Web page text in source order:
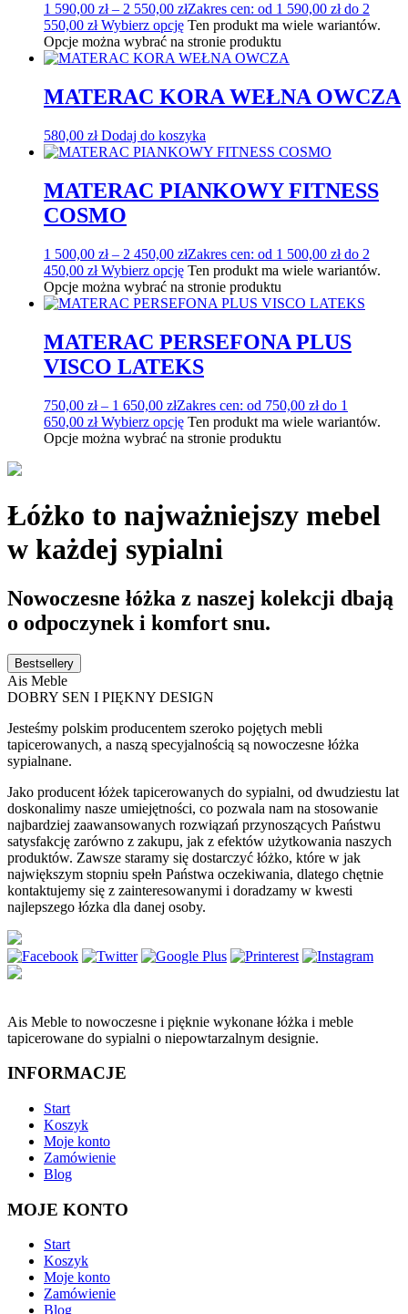
1 590,00 zł – 2 550,00 złZakres cen: od 1 590,00 zł do 2
550,00 zł Wybierz opcję Ten produkt ma wiele wariantów.
Opcje można wybrać na stronie produktu
MATERAC KORA WEŁNA OWCZA
580,00 zł Dodaj do koszyka
MATERAC PIANKOWY FITNESS
COSMO
1 500,00 zł – 2 450,00 złZakres cen: od 1 500,00 zł do 2
450,00 zł Wybierz opcję Ten produkt ma wiele wariantów.
Opcje można wybrać na stronie produktu
MATERAC PERSEFONA PLUS
VISCO LATEKS
750,00 zł – 1 650,00 złZakres cen: od 750,00 zł do 1
650,00 zł Wybierz opcję Ten produkt ma wiele wariantów.
Opcje można wybrać na stronie produktu
Łóżko to najważniejszy mebel
w każdej sypialni
Nowoczesne łóżka z naszej kolekcji dbają
o odpoczynek i komfort snu.
Bestsellery
Ais Meble
DOBRY SEN I PIĘKNY DESIGN
Jesteśmy polskim producentem szeroko pojętych mebli
tapicerowanych, a naszą specyjalnością są nowoczesne łóżka
sypialnane.
Jako producent łóżek tapicerowanych do sypialni, od dwudziestu lat
doskonalimy nasze umiejętności, co pozwala nam na stosowanie
najbardziej zaawansowanych rozwiązań przynoszących Państwu
satysfakcję zarówno z zakupu, jak z efektów użytkowania naszych
produktów. Zawsze staramy się dostarczyć łóżko, które w jak
największym stopniu spełn Państwa oczekiwania, dlatego chętnie
kontaktujemy się z zainteresowanymi i doradzamy w kwesti
najlepszego łózka dla danej osoby.
Ais Meble to nowoczesne i pięknie wykonane łóżka i meble
tapicerowane do sypialni o niepowtarzalnym designie.
INFORMACJE
Start
Koszyk
Moje konto
Zamówienie
Blog
MOJE KONTO
Start
Koszyk
Moje konto
Zamówienie
Blog